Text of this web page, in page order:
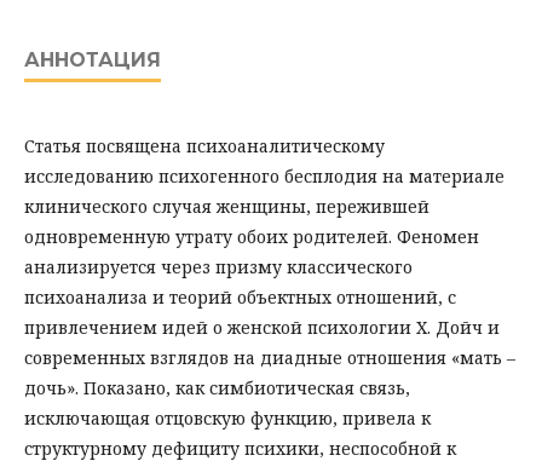
АННОТАЦИЯ
Статья посвящена психоаналитическому
исследованию психогенного бесплодия на материале
клинического случая женщины, пережившей
одновременную утрату обоих родителей. Феномен
анализируется через призму классического
психоанализа и теорий объектных отношений, с
привлечением идей о женской психологии Х. Дойч и
современных взглядов на диадные отношения «мать –
дочь». Показано, как симбиотическая связь,
исключающая отцовскую функцию, привела к
структурному дефициту психики, неспособной к